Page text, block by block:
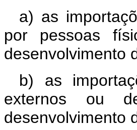
a) as
por pessoas
desenvolvimento
b) as
externos ou
desenvolvimento